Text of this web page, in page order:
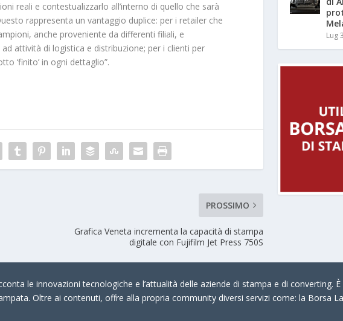
reali e contestualizzarlo all’interno di quello che sarà
rappresenta un vantaggio duplice: per i retailer che
anche proveniente da differenti filiali, e
attività di logistica e distribuzione; per i clienti per
‘finito’ in ogni dettaglio”.
PROSSIMO
Grafica Veneta incrementa la capacità di stampa
digitale con Fujifilm Jet Press 750S
Lug
le innovazioni tecnologiche e l’attualità delle aziende di stampa e di converting.
Oltre ai contenuti, offre alla propria community diversi servizi come: la Borsa